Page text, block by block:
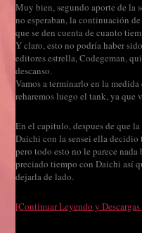
Muy bien, segundo aporte de la
no esperaban, la continuación
que se den cuenta de cuanto
Y claro, esto no podría haber
editores estrella, Codegeman,
descanso.
Vamos a terminarlo en la
reharemos luego el tank, ya que
En el capitulo, despues de que
Daichi con la sensei ella decidio
pero todo esto no le parece
preciado tiempo con Daichi así
dejarla de lado.
[Continuar Leyendo y